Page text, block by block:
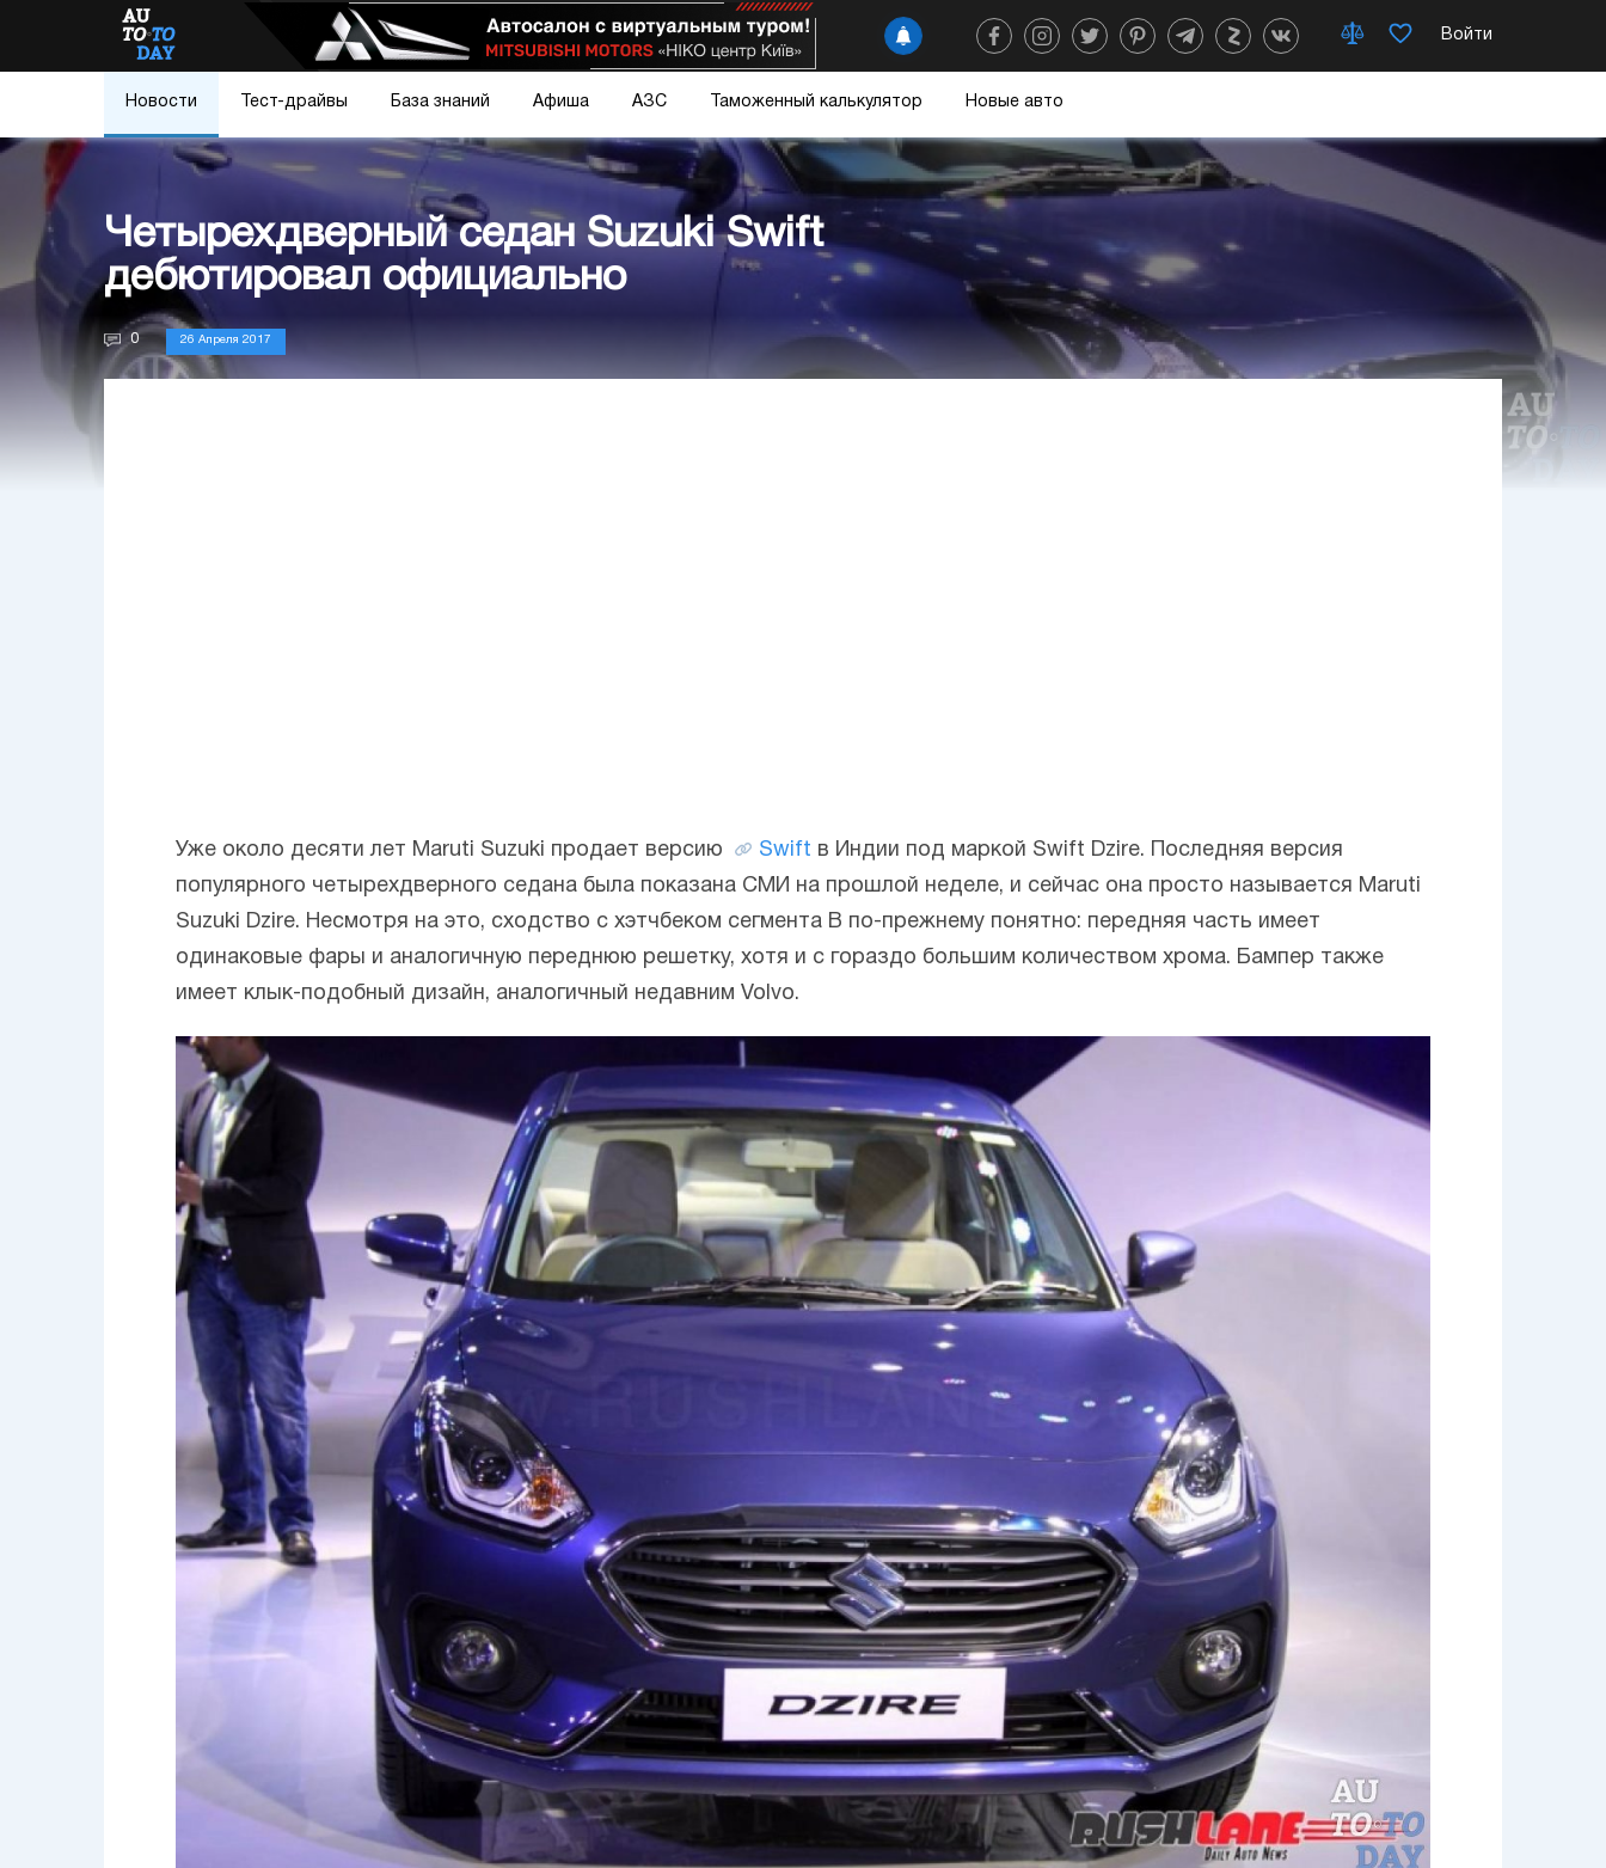
Войти
Новости Тест-драйвы База знаний Афиша АЗС Таможенный калькулятор Новые авто
Четырехдверный седан Suzuki Swift
дебютировал официально
0 26 Апреля 2017
Уже около десяти лет Maruti Suzuki продает версию Swift в Индии под маркой Swift Dzire. Последняя версия
популярного четырехдверного седана была показана СМИ на прошлой неделе, и сейчас она просто называется Maruti
Suzuki Dzire. Несмотря на это, сходство с хэтчбеком сегмента B по-прежнему понятно: передняя часть имеет
одинаковые фары и аналогичную переднюю решетку, хотя и с гораздо большим количеством хрома. Бампер также
имеет клык-подобный дизайн, аналогичный недавним Volvo.